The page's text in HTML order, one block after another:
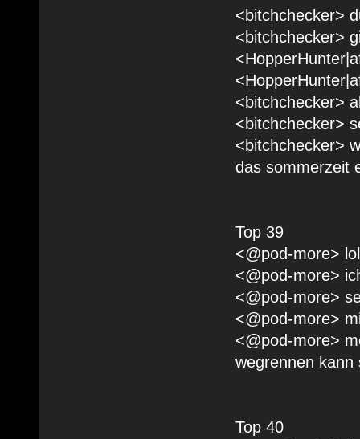
<bitchchecker>
<bitchchecker>
<bitchchecker>
<bitchchecker>
<bitchchecker>
das sommerzeit
Top 39
<@pod-more>
<@pod-more>
<@pod-more>
<@pod-more>
<@pod-more>
wegrennen kann
Top 40